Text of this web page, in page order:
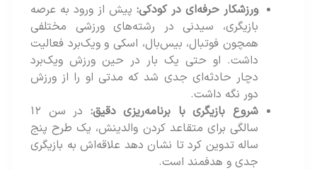
ورزشکار حرفه‌ای در کودکی:پیش از ورود به عرصه
بازیگری، سیدنی در رشته‌های ورزشی مختلفی
همچون فوتبال، بیس‌بال، اسکی و ویک‌برد فعالیت
داشت. او حتی یک بار در حین ورزش ویک‌برد
دچار حادثه‌ای جدی شد که مدتی او را از ورزش
دور نگه داشت.
شروع بازیگری با برنامه‌ریزی دقیق:
در سن ۱۲
سالگی برای متقاعد کردن والدینش، یک طرح پنج‌
ساله تدوین کرد تا نشان دهد علاقه‌اش به بازیگری
جدی و هدفمند است.